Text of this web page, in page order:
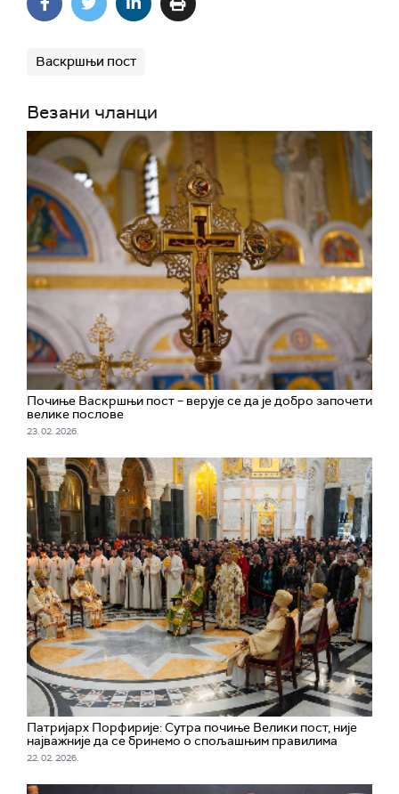
Васкршњи пост
Везани чланци
Почиње Васкршњи пост – верује се да је добро започети
велике послове
23. 02. 2026.
Патријарх Порфирије: Сутра почиње Велики пост, није
најважније да се бринемо о спољашњим правилима
22. 02. 2026.